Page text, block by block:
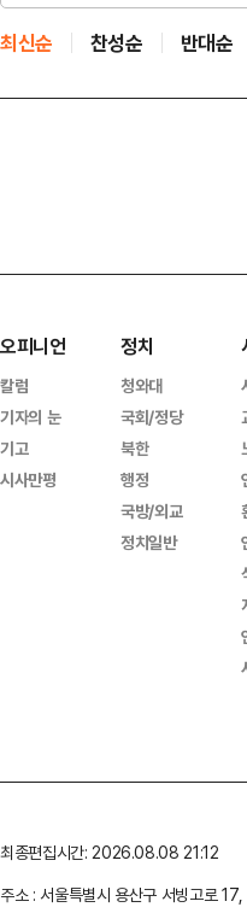
최신순 찬성순 반대순
오피니언
칼럼
기자의 눈
기고
시사만평
정치
청와대
국회/정당
북한
행정
국방/외교
정치일반
최종편집시간: 2026.08.08 21:12
주소 : 서울특별시 용산구 서빙고로